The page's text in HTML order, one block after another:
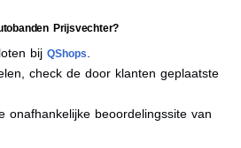
Prijsvechter?
bij QShops
check de door klanten geplaatste
onafhankelijke beoordelingssite van